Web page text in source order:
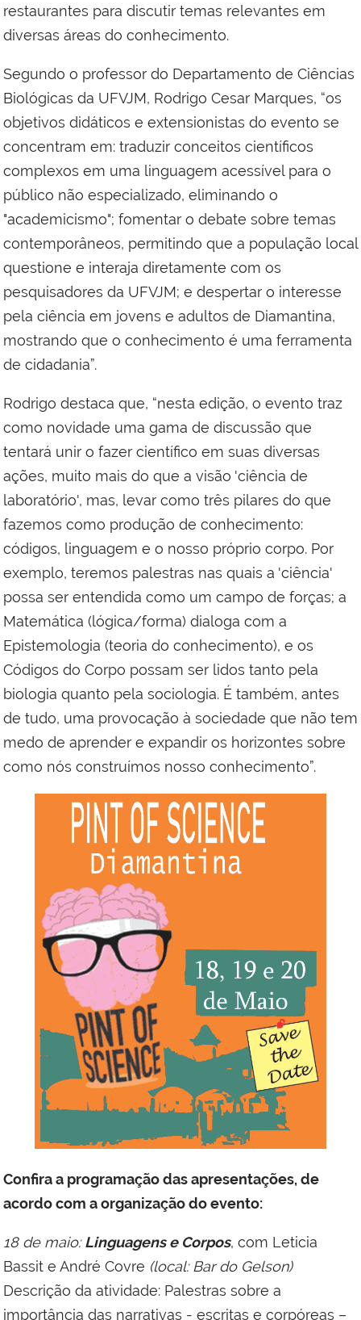
restaurantes para discutir temas relevantes em
diversas áreas do conhecimento.
Segundo o professor do Departamento de Ciências
Biológicas da UFVJM, Rodrigo Cesar Marques, “os
objetivos didáticos e extensionistas do evento se
concentram em: traduzir conceitos científicos
complexos em uma linguagem acessível para o
público não especializado, eliminando o
"academicismo"; fomentar o debate sobre temas
contemporâneos, permitindo que a população local
questione e interaja diretamente com os
pesquisadores da UFVJM; e despertar o interesse
pela ciência em jovens e adultos de Diamantina,
mostrando que o conhecimento é uma ferramenta
de cidadania”.
Rodrigo destaca que, “nesta edição, o evento traz
como novidade uma gama de discussão que
tentará unir o fazer científico em suas diversas
ações, muito mais do que a visão 'ciência de
laboratório', mas, levar como três pilares do que
fazemos como produção de conhecimento:
códigos, linguagem e o nosso próprio corpo. Por
exemplo, teremos palestras nas quais a 'ciência'
possa ser entendida como um campo de forças; a
Matemática (lógica/forma) dialoga com a
Epistemologia (teoria do conhecimento), e os
Códigos do Corpo possam ser lidos tanto pela
biologia quanto pela sociologia. É também, antes
de tudo, uma provocação à sociedade que não tem
medo de aprender e expandir os horizontes sobre
como nós construímos nosso conhecimento”.
Confira a programação das apresentações, de
acordo com a organização do evento:
18 de maio: Linguagens e Corpos, com Leticia
Bassit e André Covre (local: Bar do Gelson)
Descrição da atividade: Palestras sobre a
importância das narrativas - escritas e corpóreas –